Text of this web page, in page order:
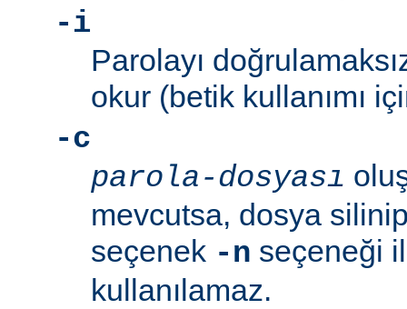
-i
Parolayı
okur (betik kullanımı
-c
parola-dosyası
mevcutsa, dosya
seçenek -n seçeneği
kullanılamaz.